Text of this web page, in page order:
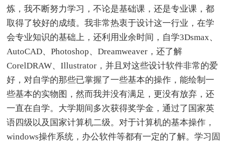
炼，我不断努力学习，不论是基础课，还是专业课，都
取得了较好的成绩。我非常热衷于设计这一行业，在学
会专业知识的基础上，还利用业余时间，自学3Dsmax、
AutoCAD、Photoshop、Dreamweaver，还了解
CorelDRAW、Illustrator，并且对这些设计软件非常的爱
好，对自学的那些已掌握了一些基本的操作，能绘制一
些基本的实物图，然而我并没有满足，更没有放弃，还
一直在自学。大学期间多次获得奖学金，通过了国家英
语四级以及国家计算机二级。对于计算机的基本操作，
windows操作系统，办公软件等都有一定的了解。学习固